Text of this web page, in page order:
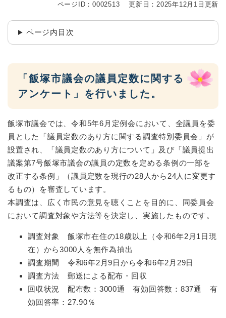
ページID：0002513 更新日：2025年12月1日更新
ページ内目次
「飯塚市議会の議員定数に関する
アンケート」を行いました。
飯塚市議会では、令和5年6月定例会において、全議員を委
員とした「議員定数のあり方に関する調査特別委員会」が
設置され、「議員定数のあり方について」及び「議員提出
議案第7号飯塚市議会の議員の定数を定める条例の一部を
改正する条例」（議員定数を現行の28人から24人に変更す
るもの）を審査しています。
本調査は、広く市民の意見を聴くことを目的に、同委員会
において調査対象や方法等を決定し、実施したものです。
調査対象 飯塚市在住の18歳以上（令和6年2月1日現
在）から3000人を無作為抽出
調査期間 令和6年2月9日から令和6年2月29日
調査方法 郵送による配布・回収
回収状況 配布数：3000通 有効回答数：837通 有
効回答率：27.90％